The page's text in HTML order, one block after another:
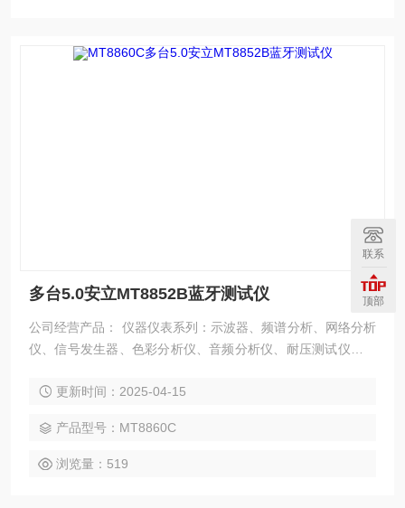
多台5.0安立MT8852B蓝牙测试仪
公司经营产品： 仪器仪表系列：示波器、频谱分析、网络分析
仪、信号发生器、色彩分析仪、音频分析仪、耐压测试仪、直
R电桥、万用表、亮度计、测试探头等等。
更新时间：2025-04-15
产品型号：MT8860C
浏览量：519
联系
顶部